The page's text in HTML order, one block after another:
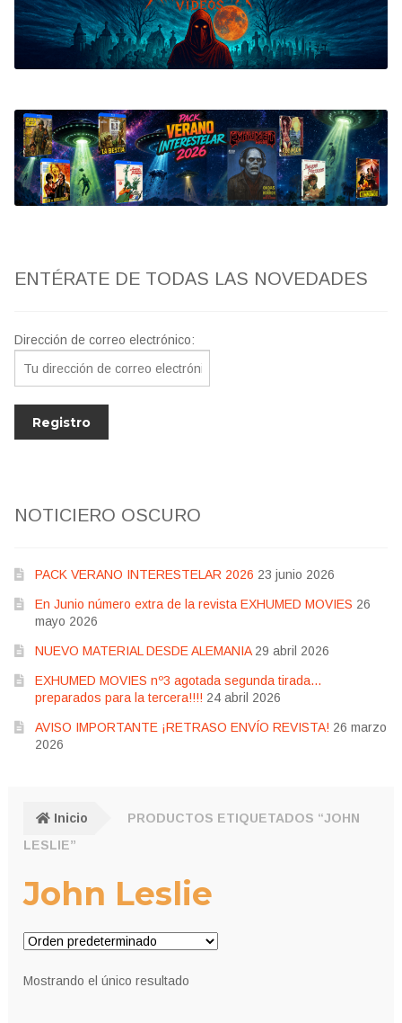
Bluray
Clasificada S
artwork
fantaterror
Jesús Franco
ENTÉRATE DE TODAS LAS NOVEDADES
Dirección de correo electrónico:
NOTICIERO OSCURO
PACK VERANO INTERESTELAR 2026 23 junio 2026
En Junio número extra de la revista EXHUMED MOVIES 26
mayo 2026
NUEVO MATERIAL DESDE ALEMANIA 29 abril 2026
EXHUMED MOVIES nº3 agotada segunda tirada…
preparados para la tercera!!!! 24 abril 2026
AVISO IMPORTANTE ¡RETRASO ENVÍO REVISTA! 26 marzo
2026
Inicio
PRODUCTOS ETIQUETADOS “JOHN
LESLIE”
John Leslie
Mostrando el único resultado